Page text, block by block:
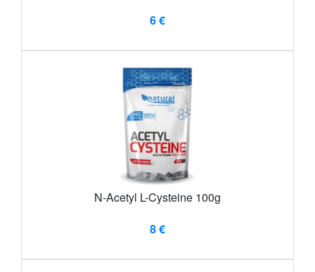
6 €
N-Acetyl L-Cysteine 100g
8 €